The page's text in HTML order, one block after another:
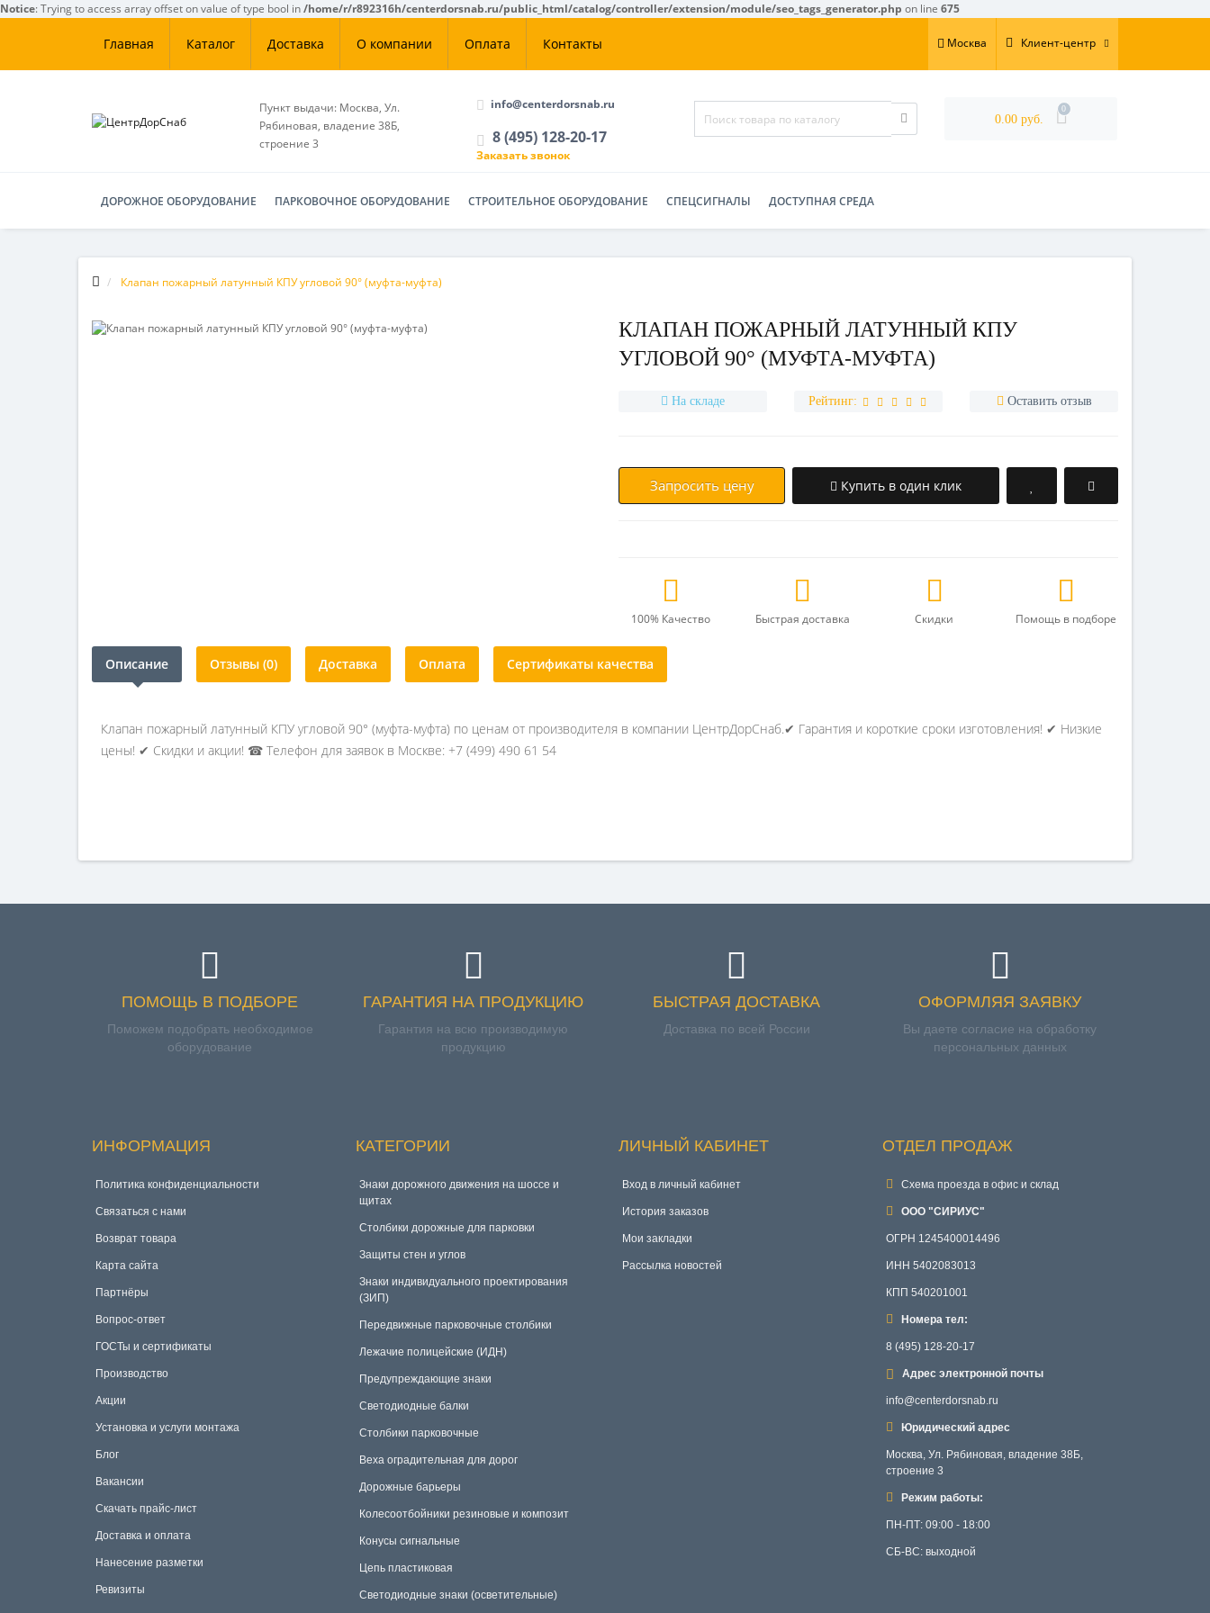
Notice: Trying to access array offset on value of type bool in/home/r/r892316h/centerdorsnab.ru/public_html/catalog/controller/extension/module/seo_tags_generator.php on line 675
Главная Каталог Доставка О компании Оплата Контакты Москва Клиент-центр
Пункт выдачи: Москва, Ул.
Рябиновая, владение 38Б,
строение 3
info@centerdorsnab.ru
8 (495) 128-20-17
Заказать звонок
0.00 руб.
0
ДОРОЖНОЕ ОБОРУДОВАНИЕ ПАРКОВОЧНОЕ ОБОРУДОВАНИЕ СТРОИТЕЛЬНОЕ ОБОРУДОВАНИЕ СПЕЦСИГНАЛЫ ДОСТУПНАЯ СРЕДА
Клапан пожарный латунный КПУ угловой 90° (муфта-муфта)
КЛАПАН ПОЖАРНЫЙ ЛАТУННЫЙ КПУ
УГЛОВОЙ 90° (МУФТА-МУФТА)
На складе Рейтинг: Оставить отзыв
Запросить цену Купить в один клик
100% Качество Быстрая доставка Скидки Помощь в подборе
Описание Отзывы (0) Доставка Оплата Сертификаты качества
Клапан пожарный латунный КПУ угловой 90° (муфта-муфта) по ценам от производителя в компании ЦентрДорСнаб.✔ Гарантия и короткие сроки изготовления! ✔ Низкие
цены! ✔ Скидки и акции! ☎ Телефон для заявок в Москве: +7 (499) 490 61 54
ПОМОЩЬ В ПОДБОРЕ
Поможем подобрать необходимое
оборудование
ГАРАНТИЯ НА ПРОДУКЦИЮ
Гарантия на всю производимую
продукцию
БЫСТРАЯ ДОСТАВКА
Доставка по всей России
ОФОРМЛЯЯ ЗАЯВКУ
Вы даете согласие на обработку
персональных данных
ИНФОРМАЦИЯ
Политика конфиденциальности
Связаться с нами
Возврат товара
Карта сайта
Партнёры
Вопрос-ответ
ГОСТы и сертификаты
Производство
Акции
Установка и услуги монтажа
Блог
Вакансии
Скачать прайс-лист
Доставка и оплата
Нанесение разметки
Ревизиты
КАТЕГОРИИ
Знаки дорожного движения на шоссе и
щитах
Столбики дорожные для парковки
Защиты стен и углов
Знаки индивидуального проектирования
(ЗИП)
Передвижные парковочные столбики
Лежачие полицейские (ИДН)
Предупреждающие знаки
Светодиодные балки
Столбики парковочные
Веха оградительная для дорог
Дорожные барьеры
Колесоотбойники резиновые и композит
Конусы сигнальные
Цепь пластиковая
Светодиодные знаки (осветительные)
ЛИЧНЫЙ КАБИНЕТ
Вход в личный кабинет
История заказов
Мои закладки
Рассылка новостей
ОТДЕЛ ПРОДАЖ
Схема проезда в офис и склад
ООО "СИРИУС"
ОГРН 1245400014496
ИНН 5402083013
КПП 540201001
Номера тел:
8 (495) 128-20-17
Адрес электронной почты
info@centerdorsnab.ru
Юридический адрес
Москва, Ул. Рябиновая, владение 38Б,
строение 3
Режим работы:
ПН-ПТ: 09:00 - 18:00
СБ-ВС: выходной